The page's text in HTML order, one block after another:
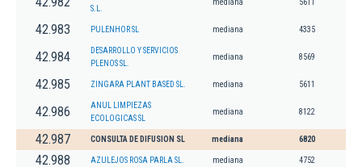
S.L.
mediana 5611
42.983 PULENHOR SL mediana 4335
42.984
DESARROLLO Y SERVICIOS
PLENOS SL.
mediana 8569
42.985 ZINGARA PLANT BASED SL. mediana 5611
42.986
ANUL LIMPIEZAS
ECOLOGICAS SL
mediana 8122
42.987 CONSULTA DE DIFUSION SL mediana 6820
42.988 AZULEJOS ROSA PARLA SL. mediana 4752